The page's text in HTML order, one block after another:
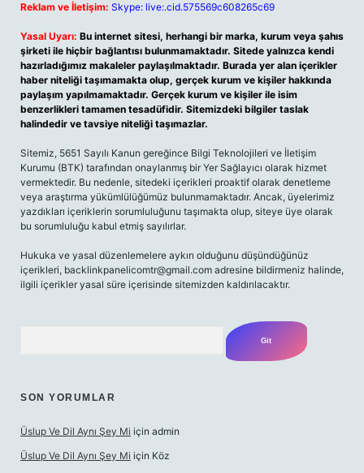
Reklam ve İletişim: Skype: live:.cid.575569c608265c69
Yasal Uyarı: Bu internet sitesi, herhangi bir marka, kurum veya şahıs
şirketi ile hiçbir bağlantısı bulunmamaktadır. Sitede yalnızca kendi
hazırladığımız makaleler paylaşılmaktadır. Burada yer alan içerikler
haber niteliği taşımamakta olup, gerçek kurum ve kişiler hakkında
paylaşım yapılmamaktadır. Gerçek kurum ve kişiler ile isim
benzerlikleri tamamen tesadüfidir. Sitemizdeki bilgiler taslak
halindedir ve tavsiye niteliği taşımazlar.
Sitemiz, 5651 Sayılı Kanun gereğince Bilgi Teknolojileri ve İletişim
Kurumu (BTK) tarafından onaylanmış bir Yer Sağlayıcı olarak hizmet
vermektedir. Bu nedenle, sitedeki içerikleri proaktif olarak denetleme
veya araştırma yükümlülüğümüz bulunmamaktadır. Ancak, üyelerimiz
yazdıkları içeriklerin sorumluluğunu taşımakta olup, siteye üye olarak
bu sorumluluğu kabul etmiş sayılırlar.
Hukuka ve yasal düzenlemelere aykırı olduğunu düşündüğünüz
içerikleri, backlinkpanelicomtr@gmail.com adresine bildirmeniz halinde,
ilgili içerikler yasal süre içerisinde sitemizden kaldırılacaktır.
SON YORUMLAR
Üslup Ve Dil Aynı Şey Mi için admin
Üslup Ve Dil Aynı Şey Mi için Köz